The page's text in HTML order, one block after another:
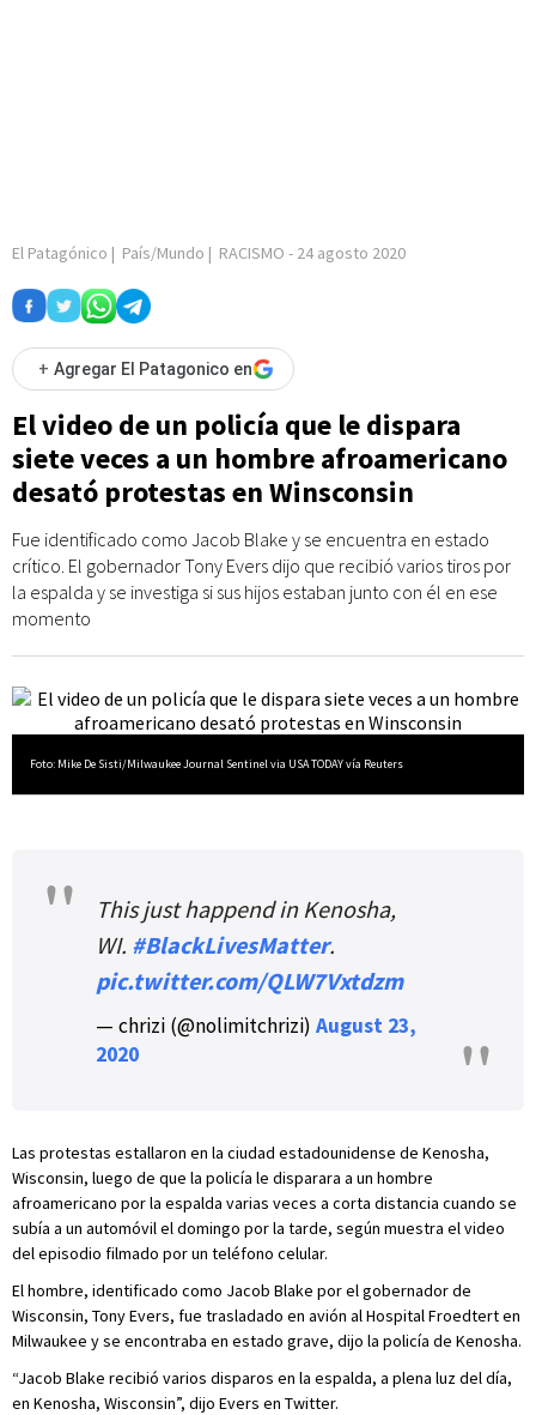
El Patagónico | País/Mundo | RACISMO - 24 agosto 2020
+ Agregar El Patagonico en
El video de un policía que le dispara
siete veces a un hombre afroamericano
desató protestas en Winsconsin
Fue identificado como Jacob Blake y se encuentra en estado
crítico. El gobernador Tony Evers dijo que recibió varios tiros por
la espalda y se investiga si sus hijos estaban junto con él en ese
momento
Foto: Mike De Sisti/Milwaukee Journal Sentinel via USA TODAY vía Reuters
This just happend in Kenosha,
WI. #BlackLivesMatter.
pic.twitter.com/QLW7Vxtdzm
— chrizi (@nolimitchrizi) August 23,
2020
Las protestas estallaron en la ciudad estadounidense de Kenosha,
Wisconsin, luego de que la policía le disparara a un hombre
afroamericano por la espalda varias veces a corta distancia cuando se
subía a un automóvil el domingo por la tarde, según muestra el video
del episodio filmado por un teléfono celular.
El hombre, identificado como Jacob Blake por el gobernador de
Wisconsin, Tony Evers, fue trasladado en avión al Hospital Froedtert en
Milwaukee y se encontraba en estado grave, dijo la policía de Kenosha.
“Jacob Blake recibió varios disparos en la espalda, a plena luz del día,
en Kenosha, Wisconsin”, dijo Evers en Twitter.